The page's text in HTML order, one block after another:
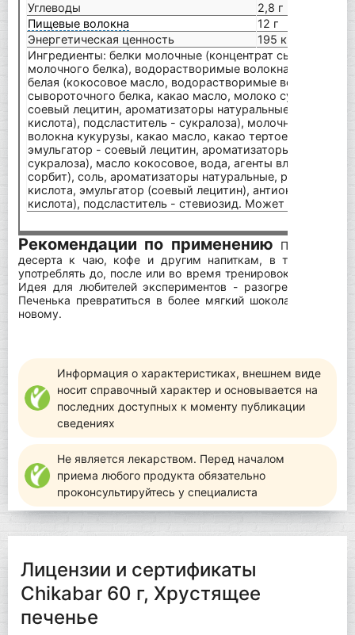
Углеводы
2,8 г
Пищевые волокна
12 г
Энергетическая ценность
195 кКал
Ингредиенты: белки молочные (концентрат
молочного белка), водорастворимые волокна кукурузы,
белая (кокосовое масло, водорастворимые волокна
сывороточного белка, какао масло, молоко сухое
соевый лецитин, ароматизаторы натуральные,
кислота), подсластитель - сукралоза), молочный
волокна кукурузы, какао масло, какао тертое, молоко
эмульгатор - соевый лецитин, ароматизаторы
сукралоза), масло кокосовое, вода, агенты
сорбит), соль, ароматизаторы натуральные, регулятор
кислота, эмульгатор (соевый лецитин), антиокислитель
кислота), подсластитель - стевиозид. Может содержать
Рекомендации по применению
Подходит
десерта к чаю, кофе и другим напиткам, в т.ч.
употреблять до, после или во время тренировок, брать с
Идея для любителей экспериментов - разогреть в
Печенька превратиться в более мягкий шоколадый
новому.
Информация о характеристиках, внешнем виде
носит справочный характер и основывается на
последних доступных к моменту публикации
сведениях
Не является лекарством. Перед началом
приема любого продукта обязательно
проконсультируйтесь у специалиста
Лицензии и сертификаты
Chikabar 60 г, Хрустящее
печенье